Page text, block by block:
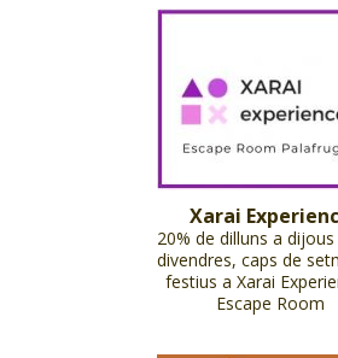
Xarai
20% de dilluns a dijous
divendres, caps de
festius a Xarai
Escape Room